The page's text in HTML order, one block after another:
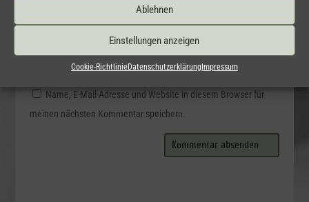
Ablehnen
Einstellungen anzeigen
Cookie-RichtlinieDatenschutzerklärungImpressum
Name, E-Mail-Adresse und Website in diesem Browser für
meinen nächsten Kommentar speichern.